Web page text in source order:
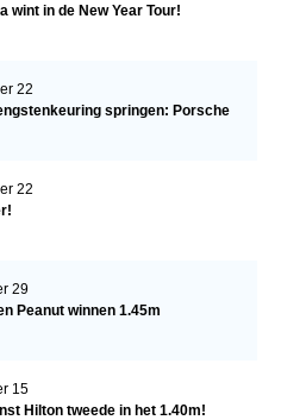
wint in de New Year Tour!
22
springen: Porsche
22
29
Peanut winnen 1.45m
15
Hilton tweede in het 1.40m!